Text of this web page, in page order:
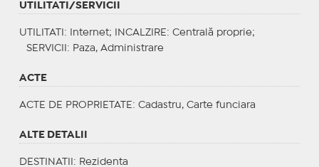
UTILITATI/SERVICII
UTILITATI : Internet; INCALZIRE : Centrală proprie;
SERVICII : Paza, Administrare
ACTE
ACTE DE PROPRIETATE : Cadastru, Carte funciara
ALTE DETALII
DESTINATII : Rezidenta